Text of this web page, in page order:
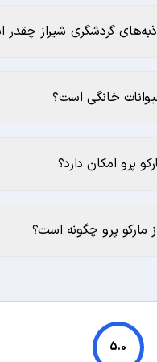
گردشگری شیراز
خانگی است؟
پرو امکان دارد؟
مارکو پرو چگونه است؟
5.0